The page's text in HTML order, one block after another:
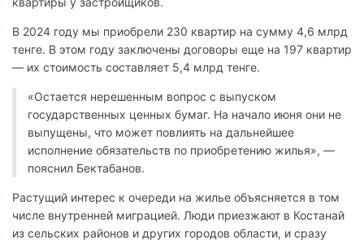
В 2024 году мы приобрели 230 квартир на сумму 4,6 млрд
тенге. В этом году заключены договоры еще на 197 квартир
— их стоимость составляет 5,4 млрд тенге.
«Остается нерешенным вопрос с выпуском
государственных ценных бумаг. На начало июня они не
выпущены, что может повлиять на дальнейшее
исполнение обязательств по приобретению жилья», —
пояснил Бектабанов.
Растущий интерес к очереди на жилье объясняется в том
числе внутренней миграцией. Люди приезжают в Костанай
из сельских районов и других городов области, и сразу